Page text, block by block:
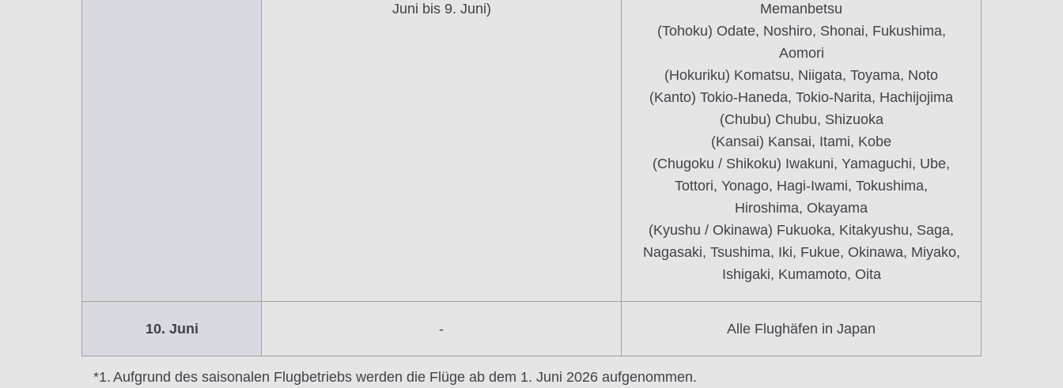
Juni bis 9. Juni)
Memanbetsu
(Tohoku) Odate, Noshiro, Shonai, Fukushima,
Aomori
(Hokuriku) Komatsu, Niigata, Toyama, Noto
(Kanto) Tokio-Haneda, Tokio-Narita, Hachijojima
(Chubu) Chubu, Shizuoka
(Kansai) Kansai, Itami, Kobe
(Chugoku / Shikoku) Iwakuni, Yamaguchi, Ube,
Tottori, Yonago, Hagi-Iwami, Tokushima,
Hiroshima, Okayama
(Kyushu / Okinawa) Fukuoka, Kitakyushu, Saga,
Nagasaki, Tsushima, Iki, Fukue, Okinawa, Miyako,
Ishigaki, Kumamoto, Oita
10. Juni - Alle Flughäfen in Japan
*1. Aufgrund des saisonalen Flugbetriebs werden die Flüge ab dem 1. Juni 2026 aufgenommen.